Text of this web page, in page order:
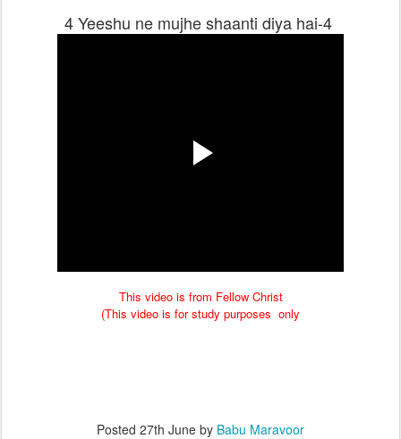
4 Yeeshu ne mujhe shaanti diya hai-4
This video is from Fellow Christ
(This video is for study purposes only
Posted 27th June by Babu Maravoor